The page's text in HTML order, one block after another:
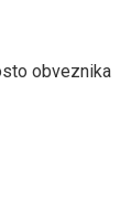
obveznika